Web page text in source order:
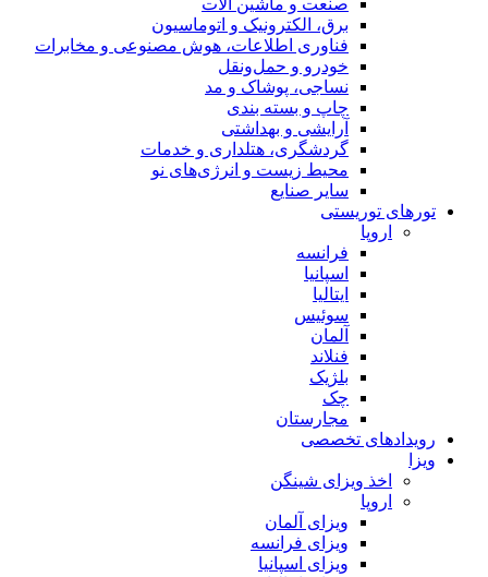
صنعت و ماشین آلات
برق، الکترونیک و اتوماسیون
فناوری اطلاعات، هوش مصنوعی و مخابرات
خودرو و حمل‌و‌نقل
نساجی، پوشاک و مد
چاپ و بسته بندی
آرایشی و بهداشتی
گردشگری، هتلداری و خدمات
محیط زیست و انرژی‌های نو
سایر صنایع
تورهای توریستی
اروپا
فرانسه
اسپانیا
ایتالیا
سوئیس
آلمان
فنلاند
بلژیک
چک
مجارستان
رویدادهای تخصصی
ویزا
اخذ ویزای شینگن
اروپا
ویزای آلمان
ویزای فرانسه
ویزای اسپانیا